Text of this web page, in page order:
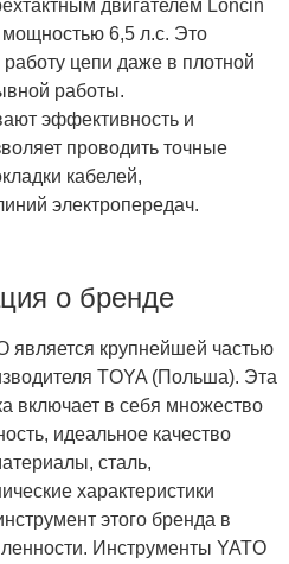
двигателем Loncin
6,5 л.с. Это
цепи даже в плотной
работы.
эффективность и
проводить точные
кабелей,
электропередач.
о бренде
является крупнейшей частью
TOYA (Польша). Эта
включает в себя множество
идеальное качество
сталь,
характеристики
этого бренда в
Инструменты YATO